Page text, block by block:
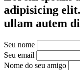
adipisicing
ullam autem
Seu nome
Seu email
Nome do seu amigo